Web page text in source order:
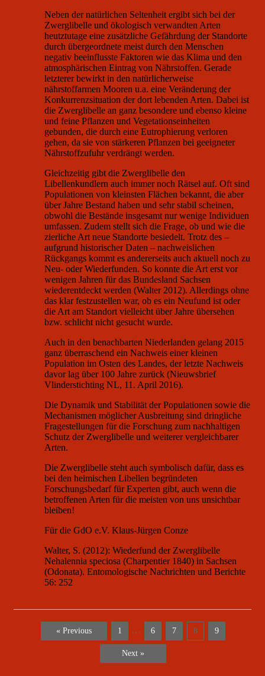
Neben der natürlichen Seltenheit ergibt sich bei der
Zwerglibelle und ökologisch verwandten Arten
heutztutage eine zusätzliche Gefährdung der Standorte
durch übergeordnete meist durch den Menschen
negativ beeinflusste Faktoren wie das Klima und den
atmosphärischen Eintrag von Nährstoffen. Gerade
letzterer bewirkt in den natürlicherweise
nährstoffarmen Mooren u.a. eine Veränderung der
Konkurrenzsituation der dort lebenden Arten. Dabei ist
die Zwerglibelle an ganz besondere und ebenso kleine
und feine Pflanzen und Vegetationseinheiten
gebunden, die durch eine Eutrophierung verloren
gehen, da sie von stärkeren Pflanzen bei geeigneter
Nährstoffzufuhr verdrängt werden.
Gleichzeitig gibt die Zwerglibelle den
Libellenkundlern auch immer noch Rätsel auf. Oft sind
Populationen von kleinsten Flächen bekannt, die aber
über Jahre Bestand haben und sehr stabil scheinen,
obwohl die Bestände insgesamt nur wenige Individuen
umfassen. Zudem stellt sich die Frage, ob und wie die
zierliche Art neue Standorte besiedelt. Trotz des –
aufgrund historischer Daten – nachweislichen
Rückgangs kommt es andererseits auch aktuell noch zu
Neu- oder Wiederfunden. So konnte die Art erst vor
wenigen Jahren für das Bundesland Sachsen
wiederentdeckt werden (Walter 2012). Allerdings ohne
das klar festzustellen war, ob es ein Neufund ist oder
die Art am Standort vielleicht über Jahre übersehen
bzw. schlicht nicht gesucht wurde.
Auch in den benachbarten Niederlanden gelang 2015
ganz überraschend ein Nachweis einer kleinen
Population im Osten des Landes, der letzte Nachweis
davor lag über 100 Jahre zurück (Nieuwsbrief
Vlinderstichting NL, 11. April 2016).
Die Dynamik und Stabilität der Populationen sowie die
Mechanismen möglicher Ausbreitung sind dringliche
Fragestellungen für die Forschung zum nachhaltigen
Schutz der Zwerglibelle und weiterer vergleichbarer
Arten.
Die Zwerglibelle steht auch symbolisch dafür, dass es
bei den heimischen Libellen begründeten
Forschungsbedarf für Experten gibt, auch wenn die
betroffenen Arten für die meisten von uns unsichtbar
bleiben!
Für die GdO e.V. Klaus-Jürgen Conze
Walter, S. (2012): Wiederfund der Zwerglibelle
Nehalennia speciosa (Charpentier 1840) in Sachsen
(Odonata). Entomologische Nachrichten und Berichte
56: 252
« Previous 1 … 6 7 8 9
Next »